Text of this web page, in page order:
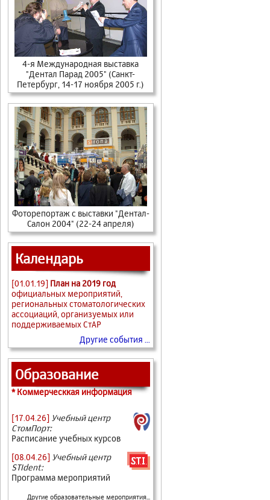
4-я Международная выставка
"Дентал Парад 2005" (Санкт-
Петербург, 14-17 ноября 2005 г.)
Фоторепортаж с выставки "Дентал-
Салон 2004" (22-24 апреля)
Календарь
[01.01.19] План на 2019 год
официальных мероприятий,
региональных стоматологических
ассоциаций, организуемых или
поддерживаемых СтАР
Другие события ...
Образование
* Коммерческкая информация
[17.04.26] Учебный центр
СтомПорт:
Расписание учебных курсов
[08.04.26] Учебный центр
STIdent:
Программа мероприятий
Другие образовательные мероприятия...